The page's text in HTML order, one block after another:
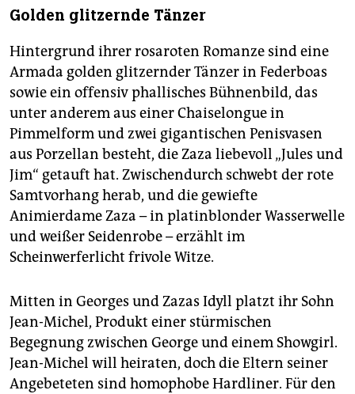
Golden glitzernde Tänzer
Hintergrund ihrer rosaroten Romanze sind eine
Armada golden glitzernder Tänzer in Federboas
sowie ein offensiv phallisches Bühnenbild, das
unter anderem aus einer Chaise­longue in
Pimmelform und zwei gigantischen Penisvasen
aus Porzellan besteht, die Zaza liebevoll „Jules und
Jim“ getauft hat. Zwischendurch schwebt der rote
Samtvorhang herab, und die gewiefte
Animierdame Zaza – in platinblonder Wasserwelle
und weißer Seidenrobe – erzählt im
Scheinwerferlicht frivole Witze.
Mitten in Georges und Zazas Idyll platzt ihr Sohn
Jean-Michel, Produkt einer stürmischen
Begegnung zwischen George und einem Showgirl.
Jean-Michel will heiraten, doch die Eltern seiner
Angebeteten sind homophobe Hardliner. Für den